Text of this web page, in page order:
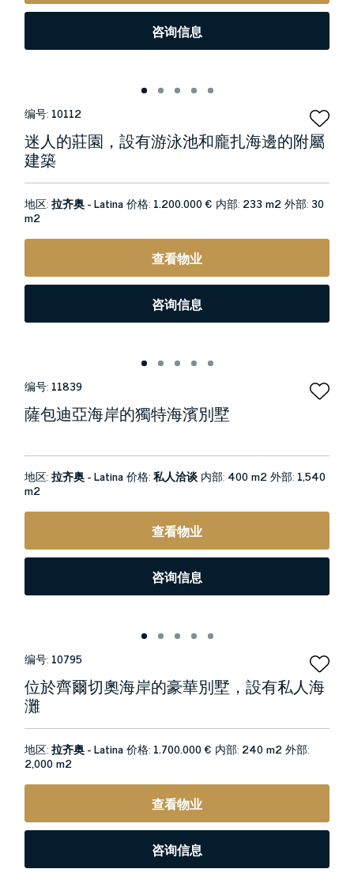
咨询信息
编号: 10112
迷人的莊園，設有游泳池和龐扎海邊的附屬
建築
地区:拉齐奥 - Latina价格: 1.200.000 € 内部: 233 m2外部:30
m2
查看物业
咨询信息
编号: 11839
薩包迪亞海岸的獨特海濱別墅
地区:拉齐奥 - Latina价格:私人洽谈 内部: 400 m2外部: 1,540
m2
查看物业
咨询信息
编号: 10795
位於齊爾切奧海岸的豪華別墅，設有私人海
灘
地区:拉齐奥 - Latina价格: 1.700.000 € 内部: 240 m2外部:
2,000 m2
查看物业
咨询信息